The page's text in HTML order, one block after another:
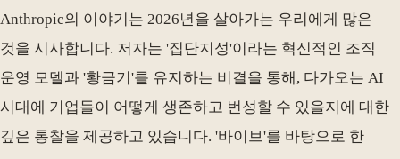
Anthropic의 이야기는 2026년을 살아가는 우리에게 많은
것을 시사합니다. 저자는 '집단지성'이라는 혁신적인 조직
운영 모델과 '황금기'를 유지하는 비결을 통해, 다가오는 AI
시대에 기업들이 어떻게 생존하고 번성할 수 있을지에 대한
깊은 통찰을 제공하고 있습니다. '바이브'를 바탕으로 한